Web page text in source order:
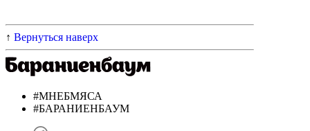
↑ Вернуться наверх
#МНЕБМЯСА
#БАРАНИЕНБАУМ